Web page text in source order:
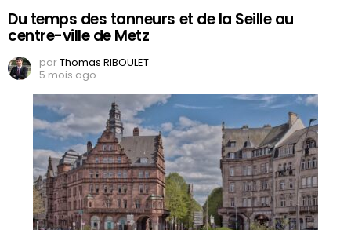
Du temps des tanneurs et de la Seille au
centre-ville de Metz
parThomas RIBOULET
5 mois ago